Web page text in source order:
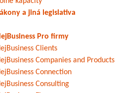
a jiná legislativa
Pro firmy
Clients
Companies and Products
Connection
Consulting